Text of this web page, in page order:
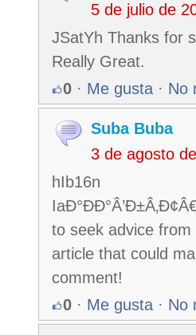
5 de julio de
JSatYh Thanks for
Really Great.
0 · Me gusta · No
Suba Buba
3 de agosto
hIb16n
to seek advice
article that could
comment!
0 · Me gusta · No